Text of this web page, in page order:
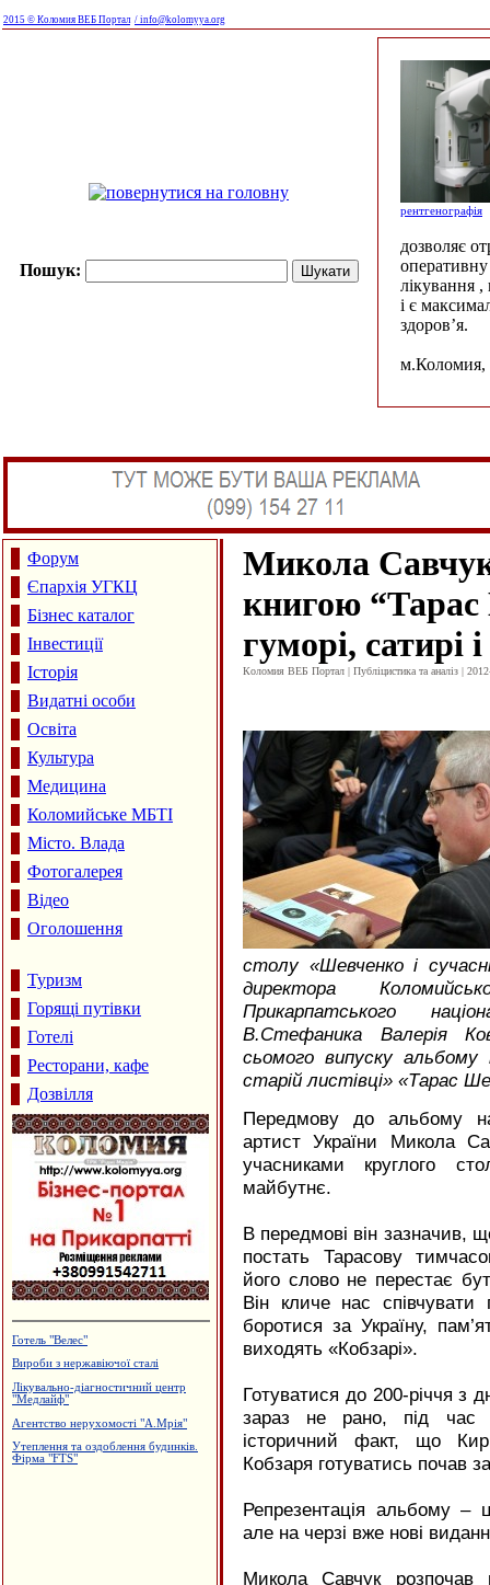
2015 © Коломия ВЕБ Портал / info@kolomyya.org
Пошук:
рентгенографія
дозволяє
лікування ,
і є
здоров’я.
м.Коломия,
Форум
Єпархія УГКЦ
Бізнес каталог
Інвестиції
Історія
Видатні особи
Освіта
Культура
Медицина
Коломийське МБТІ
Місто. Влада
Фотогалерея
Відео
Оголошення
Туризм
Горящі путівки
Готелі
Ресторани, кафе
Дозвілля
Кафе "Звенислава"
Туристична агенція "Галицькі
Сімейний пансіон "На Куті"
Дзвони церковні
Кафе "Fresh"
Микола
книгою
гуморі, сатирі
Коломия ВЕБ Портал | Публіцистика та аналіз |
столу «Шевченко і
директора
Прикарпатського
В.Стефаника Валерія
сьомого випуску альбому
старій листівці» «Тарас
Передмову до альбому
артист України Микола
учасниками круглого
майбутнє.
В передмові він зазначив,
постать Тарасову
його слово не перестає
Він кличе нас
боротися за Україну,
виходять «Кобзарі».
Готуватися до 200-річчя з
зараз не рано, під час
історичний факт, що
Кобзаря готуватись почав
Репрезентація альбому –
але на черзі вже нові
Микола Савчук розпочав